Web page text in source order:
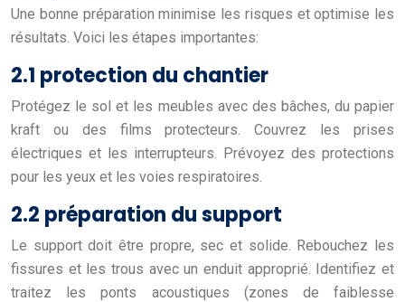
Une bonne préparation minimise les risques et optimise les
résultats. Voici les étapes importantes:
2.1 protection du chantier
Protégez le sol et les meubles avec des bâches, du papier
kraft ou des films protecteurs. Couvrez les prises
électriques et les interrupteurs. Prévoyez des protections
pour les yeux et les voies respiratoires.
2.2 préparation du support
Le support doit être propre, sec et solide. Rebouchez les
fissures et les trous avec un enduit approprié. Identifiez et
traitez les ponts acoustiques (zones de faiblesse